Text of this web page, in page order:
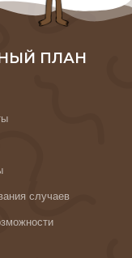
ПЛАН
случаев